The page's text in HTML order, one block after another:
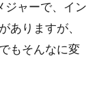
ジャーで、イン
ありますが、
もそんなに変